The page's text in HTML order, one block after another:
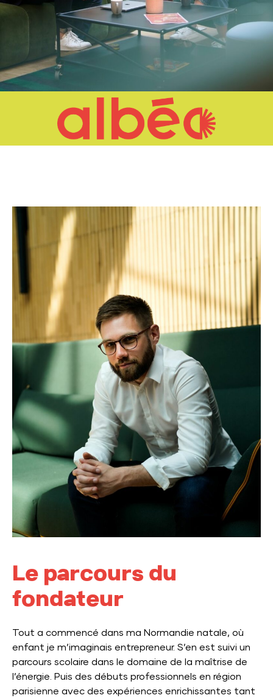
Le parcours du
fondateur
Tout a commencé dans ma Normandie natale, où
enfant je m’imaginais entrepreneur. S’en est suivi un
parcours scolaire dans le domaine de la maîtrise de
l’énergie. Puis des débuts professionnels en région
parisienne avec des expériences enrichissantes tant